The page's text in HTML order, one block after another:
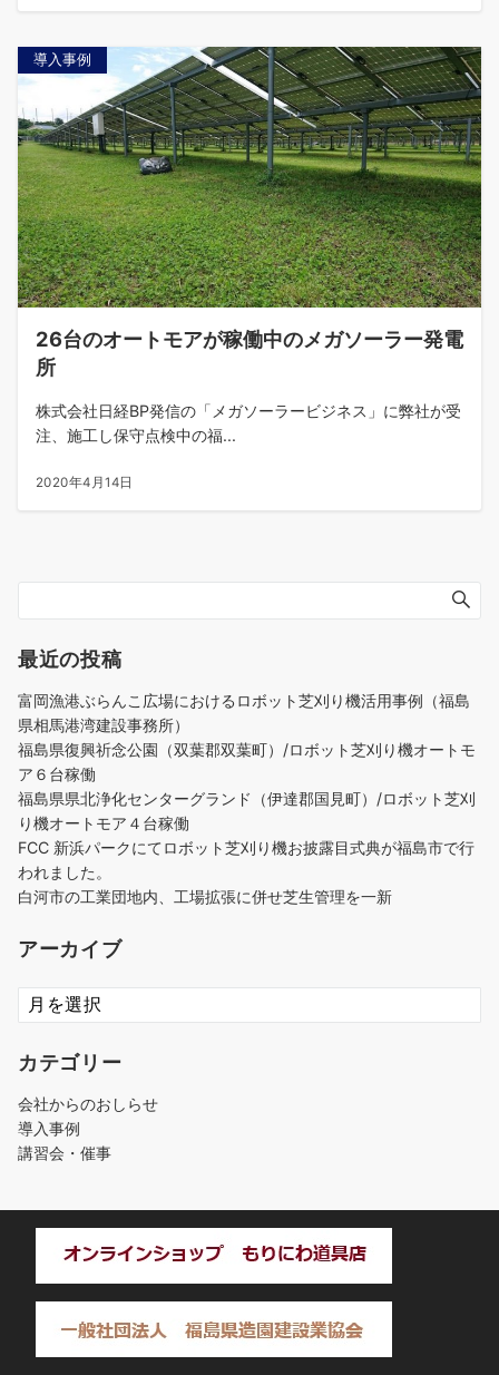
導入事例
26台のオートモアが稼働中のメガソーラー発電
所
株式会社日経BP発信の「メガソーラービジネス」に弊社が受
注、施工し保守点検中の福...
2020年4月14日
最近の投稿
富岡漁港ぶらんこ広場におけるロボット芝刈り機活用事例（福島
県相馬港湾建設事務所）
福島県復興祈念公園（双葉郡双葉町）/ロボット芝刈り機オートモ
ア６台稼働
福島県県北浄化センターグランド（伊達郡国見町）/ロボット芝刈
り機オートモア４台稼働
FCC 新浜パークにてロボット芝刈り機お披露目式典が福島市で行
われました。
白河市の工業団地内、工場拡張に併せ芝生管理を一新
アーカイブ
ア
ー
イ
カテゴリー
会社からのおしらせ
導入事例
講習会・催事